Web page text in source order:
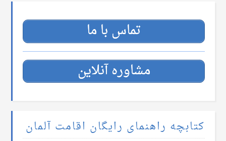
تماس با ما
مشاوره آنلاین
کتابچه راهنمای رایگان اقامت آلمان